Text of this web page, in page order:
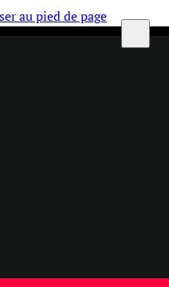
au pied de page